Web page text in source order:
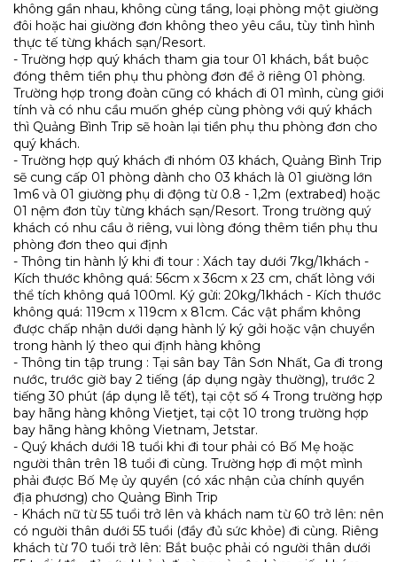
không gần nhau, không cùng tầng, loại phòng một giường
đôi hoặc hai giường đơn không theo yêu cầu, tùy tình hình
thực tế từng khách sạn/Resort.
- Trường hợp quý khách tham gia tour 01 khách, bắt buộc
đóng thêm tiền phụ thu phòng đơn để ở riêng 01 phòng.
Trường hợp trong đoàn cũng có khách đi 01 mình, cùng giới
tính và có nhu cầu muốn ghép cùng phòng với quý khách
thì Quảng Bình Trip sẽ hoàn lại tiền phụ thu phòng đơn cho
quý khách.
- Trường hợp quý khách đi nhóm 03 khách, Quảng Bình Trip
sẽ cung cấp 01 phòng dành cho 03 khách là 01 giường lớn
1m6 và 01 giường phụ di động từ 0.8 - 1,2m (extrabed) hoặc
01 nệm đơn tùy từng khách sạn/Resort. Trong trường quý
khách có nhu cầu ở riêng, vui lòng đóng thêm tiền phụ thu
phòng đơn theo qui định
- Thông tin hành lý khi đi tour : Xách tay dưới 7kg/1khách -
Kích thước không quá: 56cm x 36cm x 23 cm, chất lỏng với
thể tích không quá 100ml. Ký gửi: 20kg/1khách - Kích thước
không quá: 119cm x 119cm x 81cm. Các vật phẩm không
được chấp nhận dưới dạng hành lý ký gởi hoặc vận chuyển
trong hành lý theo qui định hàng không
- Thông tin tập trung : Tại sân bay Tân Sơn Nhất, Ga đi trong
nước, trước giờ bay 2 tiếng (áp dụng ngày thường), trước 2
tiếng 30 phút (áp dụng lễ tết), tại cột số 4 Trong trường hợp
bay hãng hàng không Vietjet, tại cột 10 trong trường hợp
bay hãng hàng không Vietnam, Jetstar.
- Quý khách dưới 18 tuổi khi đi tour phải có Bố Mẹ hoặc
người thân trên 18 tuổi đi cùng. Trường hợp đi một mình
phải được Bố Mẹ ủy quyền (có xác nhận của chính quyền
địa phương) cho Quảng Bình Trip
- Khách nữ từ 55 tuổi trở lên và khách nam từ 60 trở lên: nên
có người thân dưới 55 tuổi (đầy đủ sức khỏe) đi cùng. Riêng
khách từ 70 tuổi trở lên: Bắt buộc phải có người thân dưới